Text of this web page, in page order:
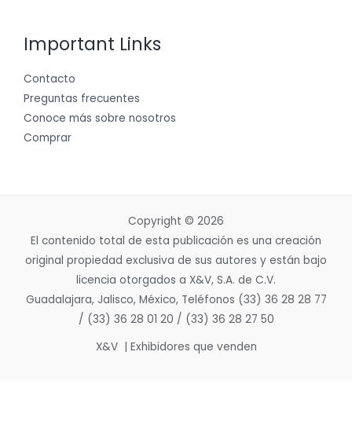
Important Links
Contacto
Preguntas frecuentes
Conoce más sobre nosotros
Comprar
Copyright © 2026
El contenido total de esta publicación es una creación
original propiedad exclusiva de sus autores y están bajo
licencia otorgados a X&V, S.A. de C.V.
Guadalajara, Jalisco, México, Teléfonos (33) 36 28 28 77
/ (33) 36 28 01 20 / (33) 36 28 27 50
X&V | Exhibidores que venden